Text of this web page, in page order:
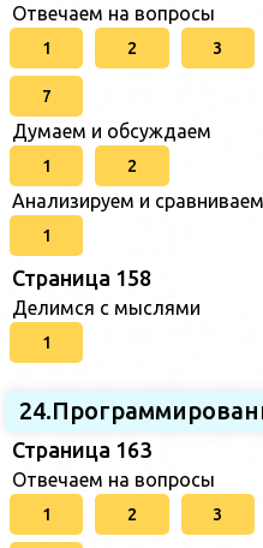
Отвечаем на вопросы
1 2 3
7
Думаем и обсуждаем
1 2
Анализируем и сравниваем
1
Страница 158
Делимся с мыслями
1
Страница 163
Отвечаем на вопросы
1 2 3